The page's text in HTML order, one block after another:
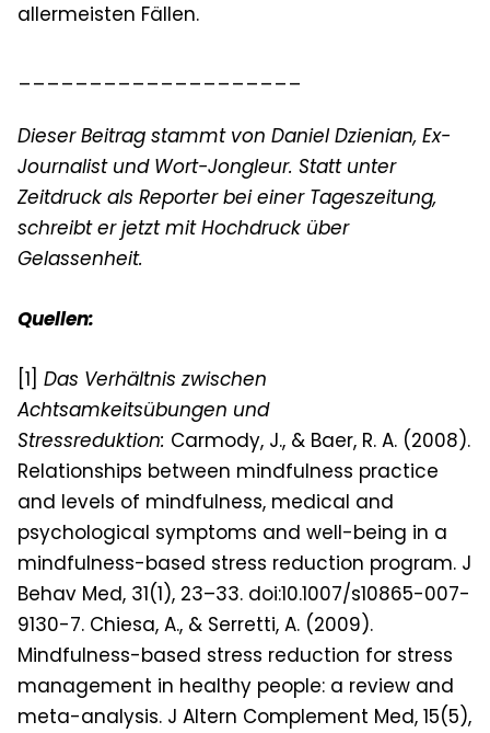
allermeisten Fällen.
Dieser Beitrag stammt von Daniel Dzienian, Ex-
Journalist und Wort-Jongleur. Statt unter
Zeitdruck als Reporter bei einer Tageszeitung,
schreibt er jetzt mit Hochdruck über
Gelassenheit.
Quellen:
[1] Das Verhältnis zwischen
Achtsamkeitsübungen und
Stressreduktion: Carmody, J., & Baer, R. A. (2008).
Relationships between mindfulness practice
and levels of mindfulness, medical and
psychological symptoms and well-being in a
mindfulness-based stress reduction program. J
Behav Med, 31(1), 23–33. doi:10.1007/s10865-007-
9130-7. Chiesa, A., & Serretti, A. (2009).
Mindfulness-based stress reduction for stress
management in healthy people: a review and
meta-analysis. J Altern Complement Med, 15(5),